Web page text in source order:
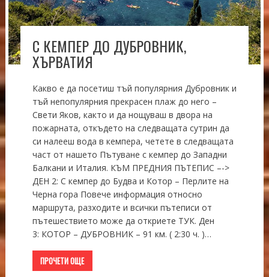
С КЕМПЕР ДО ДУБРОВНИК,
ХЪРВАТИЯ
Какво е да посетиш тъй популярния Дубровник и
тъй непопулярния прекрасен плаж до него –
Свети Яков, както и да нощуваш в двора на
пожарната, откъдето на следващата сутрин да
си налееш вода в кемпера, четете в следващата
част от нашето Пътуване с кемпер до Западни
Балкани и Италия. КЪМ ПРЕДНИЯ ПЪТЕПИС –->
ДЕН 2: С кемпер до Будва и Котор – Перлите на
Черна гора Повече информация относно
маршрута, разходите и всички пътеписи от
пътешествието може да откриете ТУК. Ден
3: КОТОР – ДУБРОВНИК – 91 км. ( 2:30 ч. )…
ПРОЧЕТИ ОЩЕ